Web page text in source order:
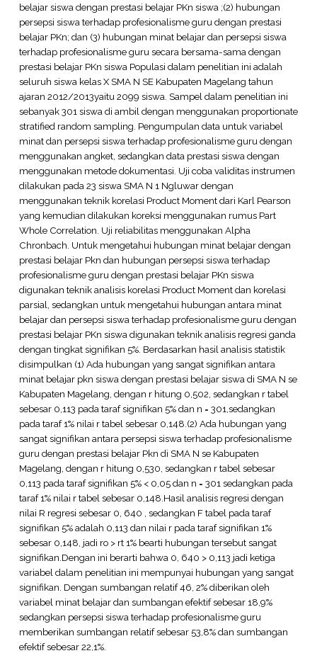
belajar siswa dengan prestasi belajar PKn siswa ;(2) hubungan
persepsi siswa terhadap profesionalisme guru dengan prestasi
belajar PKn; dan (3) hubungan minat belajar dan persepsi siswa
terhadap profesionalisme guru secara bersama-sama dengan
prestasi belajar PKn siswa Populasi dalam penelitian ini adalah
seluruh siswa kelas X SMA N SE Kabupaten Magelang tahun
ajaran 2012/2013yaitu 2099 siswa. Sampel dalam penelitian ini
sebanyak 301 siswa di ambil dengan menggunakan proportionate
stratified random sampling. Pengumpulan data untuk variabel
minat dan persepsi siswa terhadap profesionalisme guru dengan
menggunakan angket, sedangkan data prestasi siswa dengan
menggunakan metode dokumentasi. Uji coba validitas instrumen
dilakukan pada 23 siswa SMA N 1 Ngluwar dengan
menggunakan teknik korelasi Product Moment dari Karl Pearson
yang kemudian dilakukan koreksi menggunakan rumus Part
Whole Correlation. Uji reliabilitas menggunakan Alpha
Chronbach. Untuk mengetahui hubungan minat belajar dengan
prestasi belajar Pkn dan hubungan persepsi siswa terhadap
profesionalisme guru dengan prestasi belajar PKn siswa
digunakan teknik analisis korelasi Product Moment dan korelasi
parsial, sedangkan untuk mengetahui hubungan antara minat
belajar dan persepsi siswa terhadap profesionalisme guru dengan
prestasi belajar PKn siswa digunakan teknik analisis regresi ganda
dengan tingkat signifikan 5%. Berdasarkan hasil analisis statistik
disimpulkan (1) Ada hubungan yang sangat signifikan antara
minat belajar pkn siswa dengan prestasi belajar siswa di SMA N se
Kabupaten Magelang, dengan r hitung 0,502, sedangkan r tabel
sebesar 0,113 pada taraf signifikan 5% dan n = 301,sedangkan
pada taraf 1% nilai r tabel sebesar 0,148.(2) Ada hubungan yang
sangat signifikan antara persepsi siswa terhadap profesionalisme
guru dengan prestasi belajar Pkn di SMA N se Kabupaten
Magelang, dengan r hitung 0,530, sedangkan r tabel sebesar
0,113 pada taraf signifikan 5% < 0,05 dan n = 301 sedangkan pada
taraf 1% nilai r tabel sebesar 0,148.Hasil analisis regresi dengan
nilai R regresi sebesar 0, 640 , sedangkan F tabel pada taraf
signifikan 5% adalah 0,113 dan nilai r pada taraf signifikan 1%
sebesar 0,148, jadi ro > rt 1% bearti hubungan tersebut sangat
signifikan.Dengan ini berarti bahwa 0, 640 > 0,113 jadi ketiga
variabel dalam penelitian ini mempunyai hubungan yang sangat
signifikan. Dengan sumbangan relatif 46, 2% diberikan oleh
variabel minat belajar dan sumbangan efektif sebesar 18,9%
sedangkan persepsi siswa terhadap profesionalisme guru
memberikan sumbangan relatif sebesar 53,8% dan sumbangan
efektif sebesar 22,1%.